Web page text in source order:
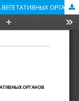
БИОЛОГИЧЕСКИ АКТИВНЫЕ ВЕЩЕСТВА ВЕГЕТАТИВНЫХ ОРГАНОВ HOSTA LANCIFOLIA ENGL. (HOSTACEAE)